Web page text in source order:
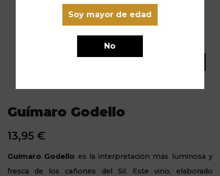
Soy mayor de edad
No
Guímaro Godello
13,95 €
Guímaro Godello es la interpretación más luminosa y
fresca de los cañones del Sil. Este vino, elaborado